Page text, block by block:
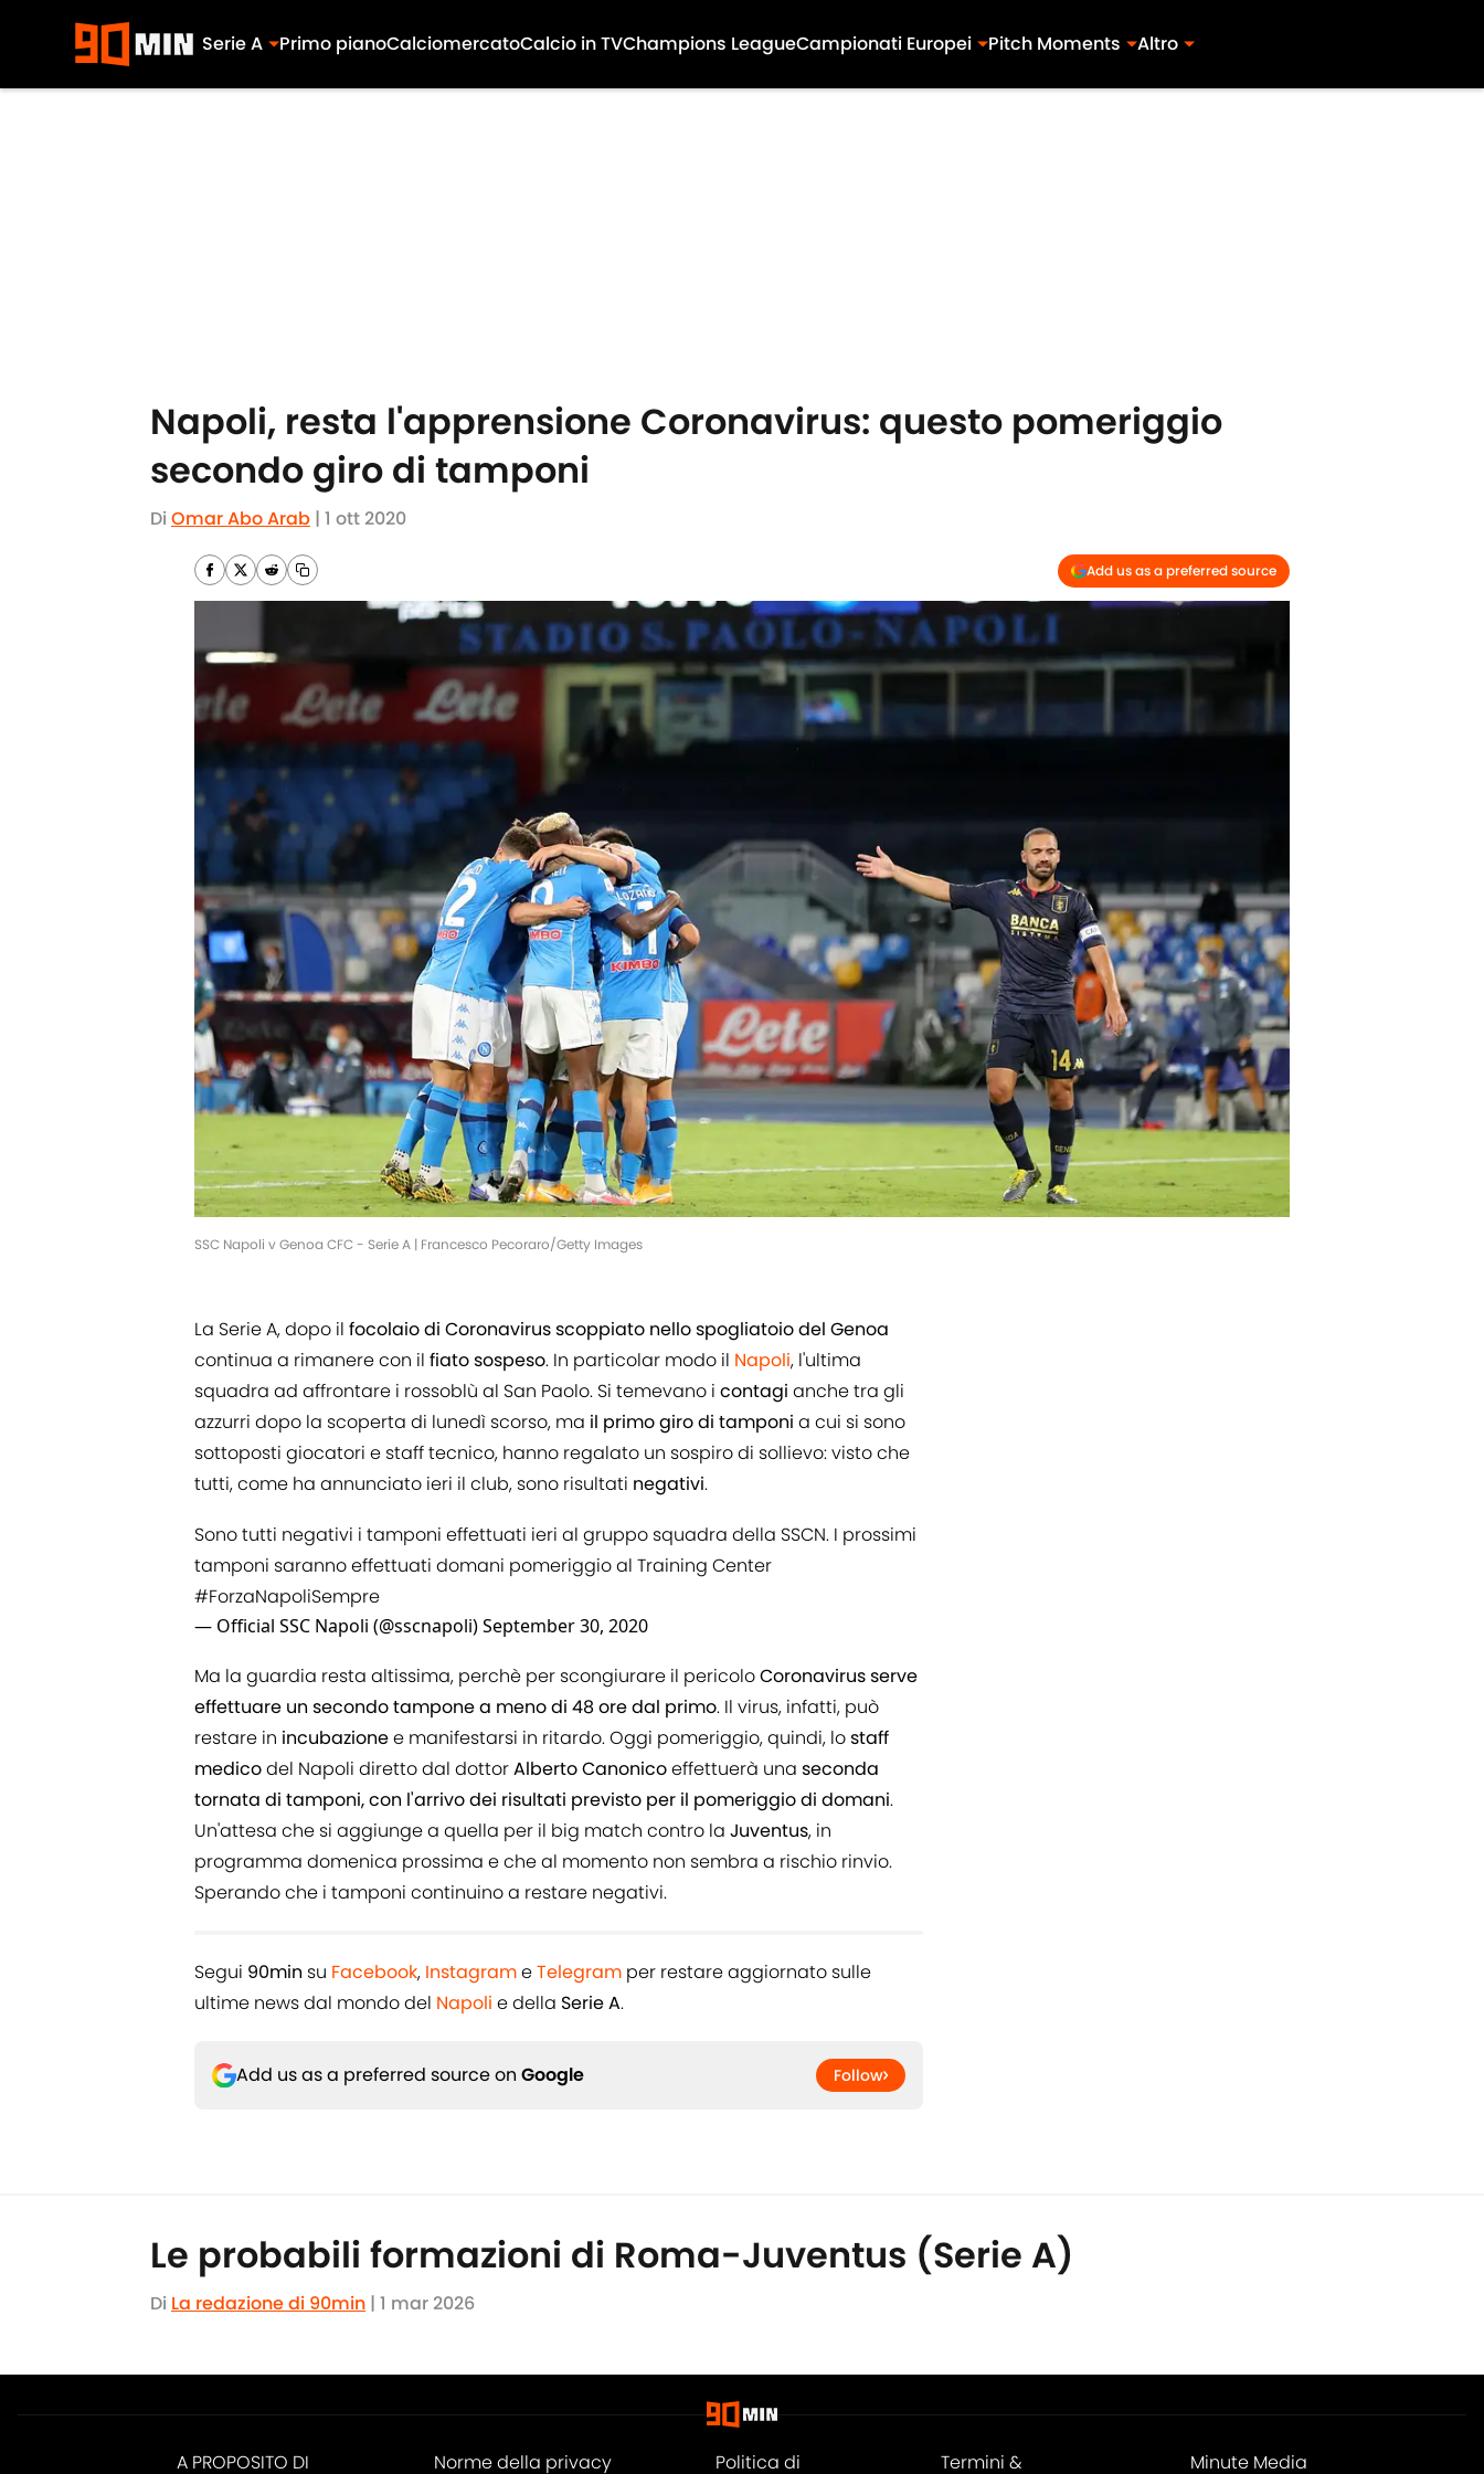
Serie A Primo pianoCalciomercatoCalcio in TVChampions LeagueCampionati Europei Pitch Moments Altro
Napoli, resta l'apprensione Coronavirus: questo pomeriggio
secondo giro di tamponi
Di Omar Abo Arab | 1 ott 2020
Add us as a preferred source
SSC Napoli v Genoa CFC - Serie A | Francesco Pecoraro/Getty Images
La Serie A, dopo il focolaiodi Coronavirusscoppiato nello spogliatoio del Genoa
continua a rimanere con il fiatosospeso. In particolar modo il Napoli, l'ultima
squadra ad affrontare i rossoblù al San Paolo. Si temevano i contagi anche tra gli
azzurri dopo la scoperta di lunedì scorso, ma il primo giro di tamponi a cui si sono
sottoposti giocatori e staff tecnico, hanno regalato un sospiro di sollievo: visto che
tutti, come ha annunciato ieri il club, sono risultati negativi.
Sono tutti negativi i tamponi effettuati ieri al gruppo squadra della SSCN. I prossimi
tamponi saranno effettuati domani pomeriggio al Training Center
#ForzaNapoliSempre
— Official SSC Napoli (@sscnapoli)September 30, 2020
Ma la guardia resta altissima, perchè per scongiurare il pericoloCoronavirusserve
effettuare un secondo tampone a meno di 48 ore dal primo. Il virus, infatti, può
restare in incubazionee manifestarsi in ritardo. Oggi pomeriggio, quindi, lostaff
medicodel Napoli diretto dal dottorAlbertoCanonicoeffettuerà una seconda
tornata di tamponi, con l'arrivo dei risultati previsto per il pomeriggio di domani.
Un'attesa che si aggiunge a quella per il big match contro la Juventus, in
programma domenica prossima e che al momento non sembra a rischio rinvio.
Sperando che i tamponi continuino a restare negativi.
Segui 90min su Facebook, InstagrameTelegram per restare aggiornato sulle
ultime news dal mondo del Napoli e della Serie A.
Add us as a preferred source on Google Follow
Le probabili formazioni di Roma-Juventus (Serie A)
Di La redazione di 90min | 1 mar 2026
A PROPOSITO DI Norme della privacy Politica di Termini & Minute Media